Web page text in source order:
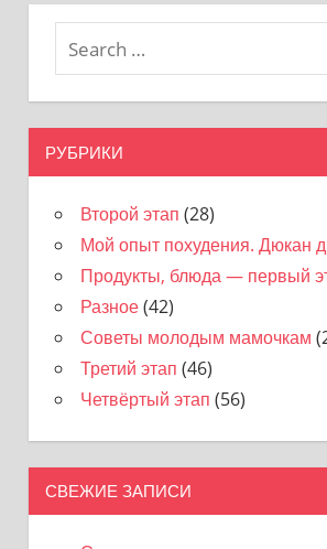
РУБРИКИ
Второй этап (28)
Мой опыт похудения. Дюкан
Продукты, блюда — первый
Разное(42)
Советы молодым мамочкам
Третий этап (46)
Четвёртый этап (56)
СВЕЖИЕ ЗАПИСИ